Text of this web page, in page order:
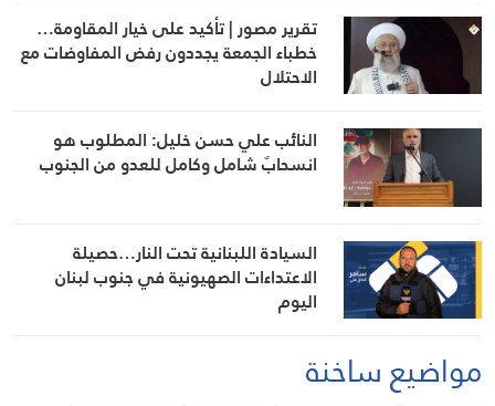
تقرير مصور | تأكيد على خيار المقاومة…
خطباء الجمعة يجددون رفض المفاوضات مع
الاحتلال
النائب علي حسن خليل: المطلوب هو
انسحابٌ شامل وكامل للعدو من الجنوب
السيادة اللبنانية تحت النار…حصيلة
الاعتداءات الصهيونية في جنوب لبنان
اليوم
مواضيع ساخنة